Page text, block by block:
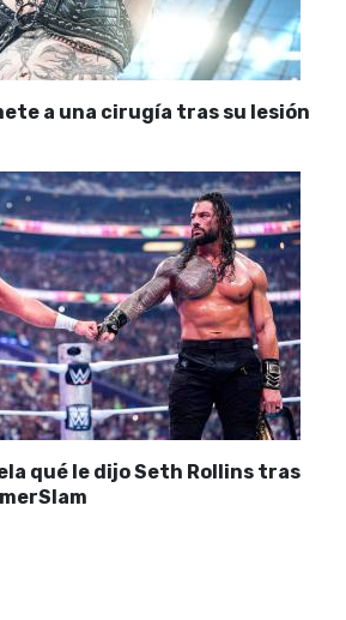
a una cirugía tras su lesión
qué le dijo Seth Rollins tras